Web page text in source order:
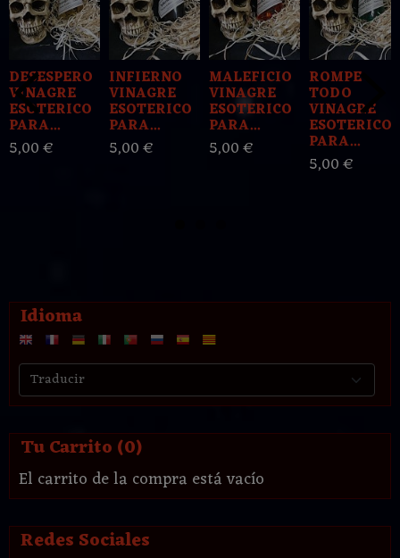
Idioma
Tu Carrito (0)
El carrito de la compra está vacío
Redes Sociales
DESESPERO
VINAGRE
ESOTERICO
PARA...
5,00 €
INFIERNO
VINAGRE
ESOTERICO
PARA...
5,00 €
MALEFICIO
VINAGRE
ESOTERICO
PARA...
5,00 €
ROMPE
TODO
VINAGRE
ESOTERICO
PARA...
5,00 €